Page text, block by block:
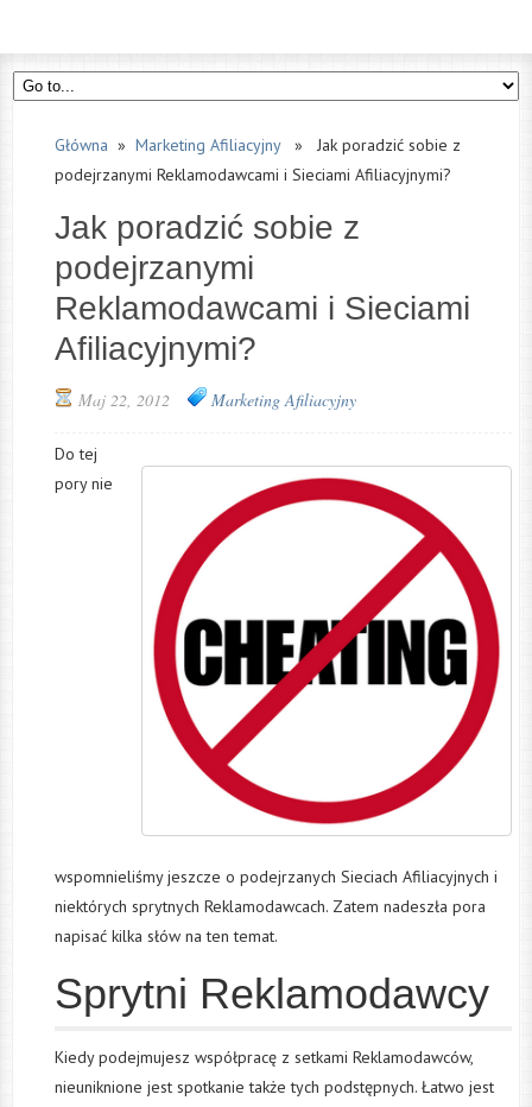
Główna »Marketing Afiliacyjny» Jak poradzić sobie z
podejrzanymi Reklamodawcami i Sieciami Afiliacyjnymi?
Jak poradzić sobie z
podejrzanymi
Reklamodawcami i Sieciami
Afiliacyjnymi?
Maj 22, 2012 Marketing Afiliacyjny
Do tej
pory nie
wspomnieliśmy jeszcze o podejrzanych Sieciach Afiliacyjnych i
niektórych sprytnych Reklamodawcach. Zatem nadeszła pora
napisać kilka słów na ten temat.
Sprytni Reklamodawcy
Kiedy podejmujesz współpracę z setkami Reklamodawców,
nieuniknione jest spotkanie także tych podstępnych. Łatwo jest